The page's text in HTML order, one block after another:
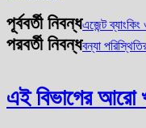
পূর্ববর্তী নিবন্ধএজেন্ট
পরবর্তী নিবন্ধবন্যা
এই বিভাগের আরো